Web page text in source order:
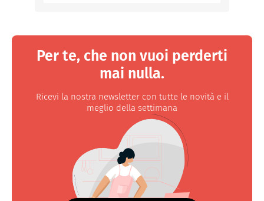
Per te, che non vuoi perderti
mai nulla.
Ricevi la nostra newsletter con tutte le novità e il
meglio della settimana